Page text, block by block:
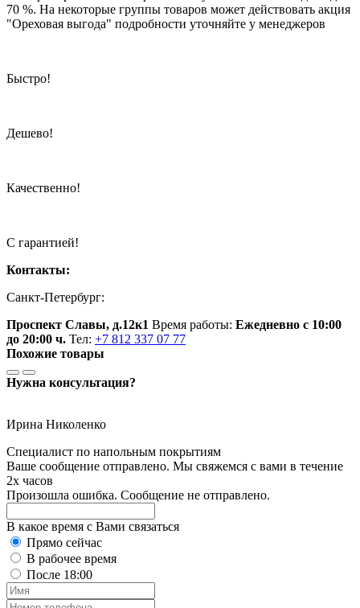
70 %. На некоторые группы товаров может действовать акция
"Ореховая выгода" подробности уточняйте у менеджеров
Быстро!
Дешево!
Качественно!
С гарантией!
Контакты:
Санкт-Петербург:
Проспект Славы, д.12к1 Время работы: Ежедневно с 10:00
до 20:00 ч. Тел: +7 812 337 07 77
Похожие товары
Нужна консультация?
Ирина Николенко
Специалист по напольным покрытиям
Ваше сообщение отправлено. Мы свяжемся с вами в течение
2х часов
Произошла ошибка. Сообщение не отправлено.
В какое время с Вами связаться
Прямо сейчас
В рабочее время
После 18:00